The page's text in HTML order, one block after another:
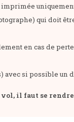
qui doit
en cas de
si possible
il faut se